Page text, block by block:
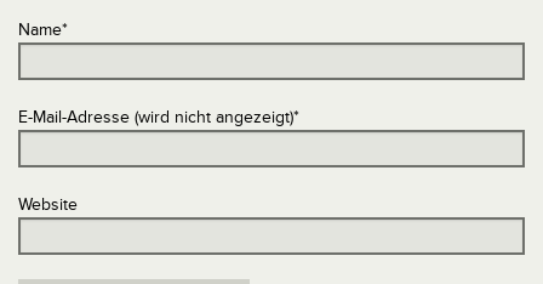
Name*
E-Mail-Adresse (wird nicht angezeigt)*
Website